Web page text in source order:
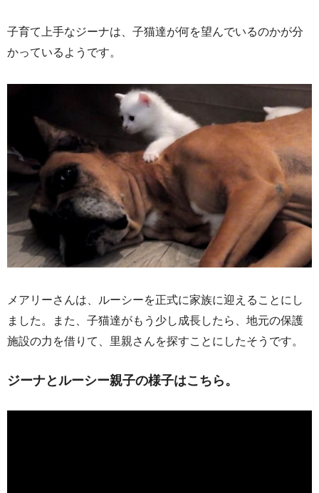
子育て上手なジーナは、子猫達が何を望んでいるのかが分
かっているようです。
メアリーさんは、ルーシーを正式に家族に迎えることにし
ました。また、子猫達がもう少し成長したら、地元の保護
施設の力を借りて、里親さんを探すことにしたそうです。
ジーナとルーシー親子の様子はこちら。